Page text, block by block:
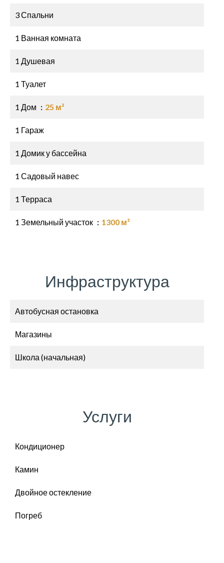
3 Спальни
1 Ванная комната
1 Душевая
1 Туалет
1 Дом 25 м²
1 Гараж
1 Домик у бассейна
1 Садовый навес
1 Терраса
1 Земельный участок 1300 м²
Инфраструктура
Автобусная остановка
Магазины
Школа (начальная)
Услуги
Кондиционер
Камин
Двойное остекление
Погреб